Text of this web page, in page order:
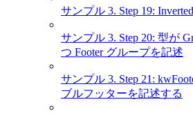
サンプル 3. Step 19:
サンプル 3. Step 20: 型が
つ Footer グループを記述
サンプル 3. Step 21:
ブルフッターを記述する